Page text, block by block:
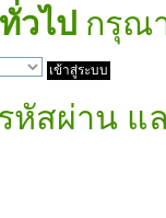
วไป กรุณ
หัสผ่าน แ